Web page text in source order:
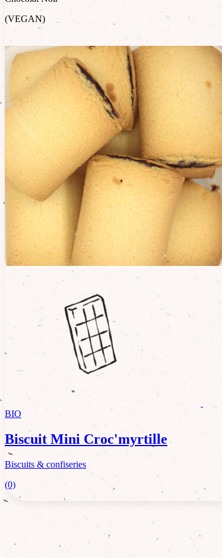
(VEGAN)
BIO
Biscuit Mini Croc'myrtille
Biscuits & confiseries
(0)